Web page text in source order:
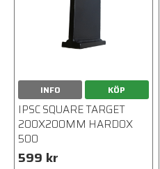
INFO KÖP
IPSC SQUARE TARGET
200X200MM HARDOX
500
599 kr